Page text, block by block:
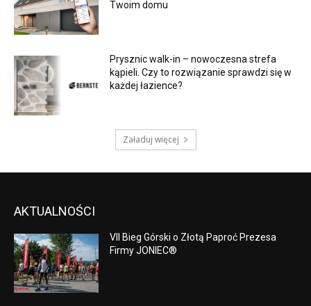
Twoim domu
Prysznic walk-in – nowoczesna strefa
kąpieli. Czy to rozwiązanie sprawdzi się w
każdej łazience?
Załaduj więcej
AKTUALNOŚCI
VII Bieg Górski o Złotą Paproć Prezesa
Firmy JONIEC®